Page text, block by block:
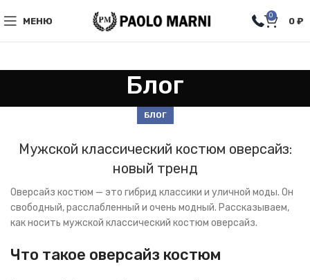
МЕНЮ
0
0 ₽
Блог
БЛОГ
Мужской классический костюм оверсайз:
новый тренд
Оверсайз костюм — это гибрид классики и уличной моды. Он
свободный, расслабленный и очень модный. Рассказываем,
как носить мужской классический костюм оверсайз.
Что такое оверсайз костюм